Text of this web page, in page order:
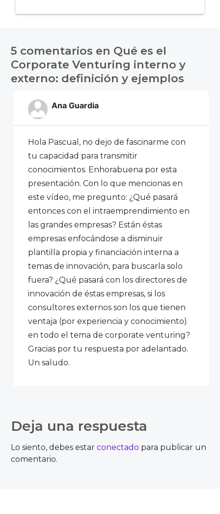
de
entradas
5 comentarios en Qué es el
Corporate Venturing interno y
externo: definición y ejemplos
Ana Guardia
Hola Pascual, no dejo de fascinarme con
tu capacidad para transmitir
conocimientos. Enhorabuena por esta
presentación. Con lo que mencionas en
este vídeo, me pregunto: ¿Qué pasará
entonces con el intraemprendimiento en
las grandes empresas? Están éstas
empresas enfocándose a disminuir
plantilla propia y financiación interna a
temas de innovación, para buscarla solo
fuera? ¿Qué pasará con los directores de
innovación de éstas empresas, si los
consultores externos son los que tienen
ventaja (por experiencia y conocimiento)
en todo el tema de corporate venturing?
Gracias por tu respuesta por adelantado.
Un saludo.
Luis Álvarez Zamora
Deja una respuesta
Lo siento, debes estarconectado para publicar un
comentario.